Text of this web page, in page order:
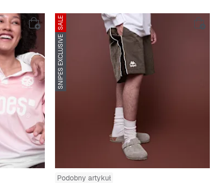
SALE
SNIPES EXCLUSIVE
Podobny artykuł